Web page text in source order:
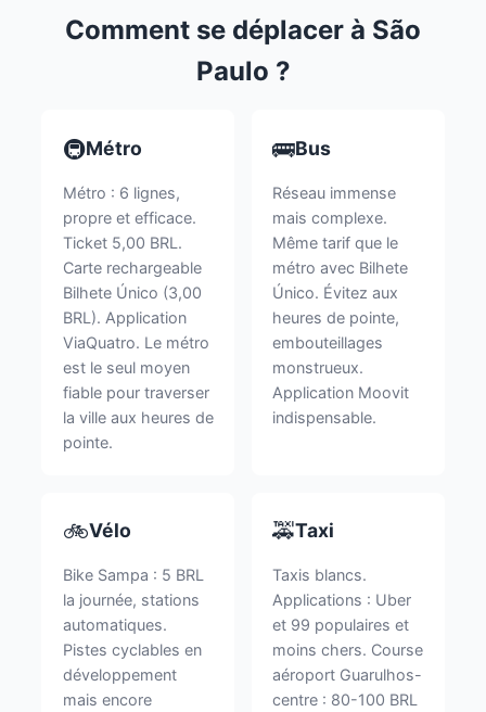
Comment se déplacer à São
Paulo ?
🚇Métro
Métro : 6 lignes,
propre et efficace.
Ticket 5,00 BRL.
Carte rechargeable
Bilhete Único (3,00
BRL). Application
ViaQuatro. Le métro
est le seul moyen
fiable pour traverser
la ville aux heures de
pointe.
🚌Bus
Réseau immense
mais complexe.
Même tarif que le
métro avec Bilhete
Único. Évitez aux
heures de pointe,
embouteillages
monstrueux.
Application Moovit
indispensable.
🚲Vélo
Bike Sampa : 5 BRL
la journée, stations
automatiques.
Pistes cyclables en
développement
mais encore
🚕Taxi
Taxis blancs.
Applications : Uber
et 99 populaires et
moins chers. Course
aéroport Guarulhos-
centre : 80-100 BRL